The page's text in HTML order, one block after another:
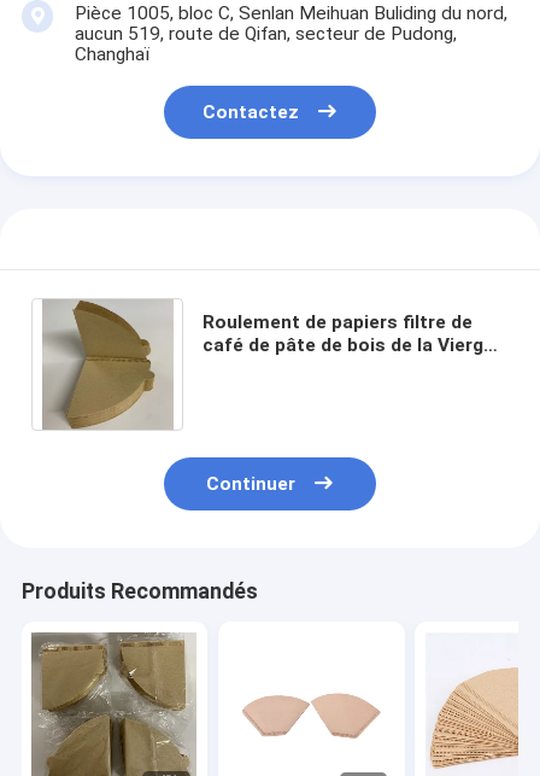
Pièce 1005, bloc C, Senlan Meihuan Buliding du nord,
aucun 519, route de Qifan, secteur de Pudong,
Changhaï
Contactez
Roulement de papiers filtre de
café de pâte de bois de la Vierge
Continuer
Produits Recommandés